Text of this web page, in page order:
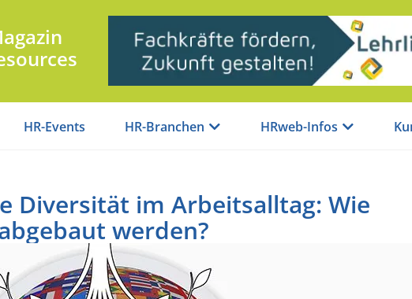
HR-Events HR-Branchen HRweb-Infos
Diversität im Arbeitsalltag: Wie
werden?